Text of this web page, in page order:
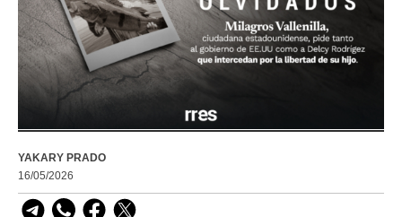
YAKARY PRADO
16/05/2026